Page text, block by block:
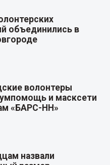
объединились в
волонтеры
и масксети
«БАРС-НН»
назвали